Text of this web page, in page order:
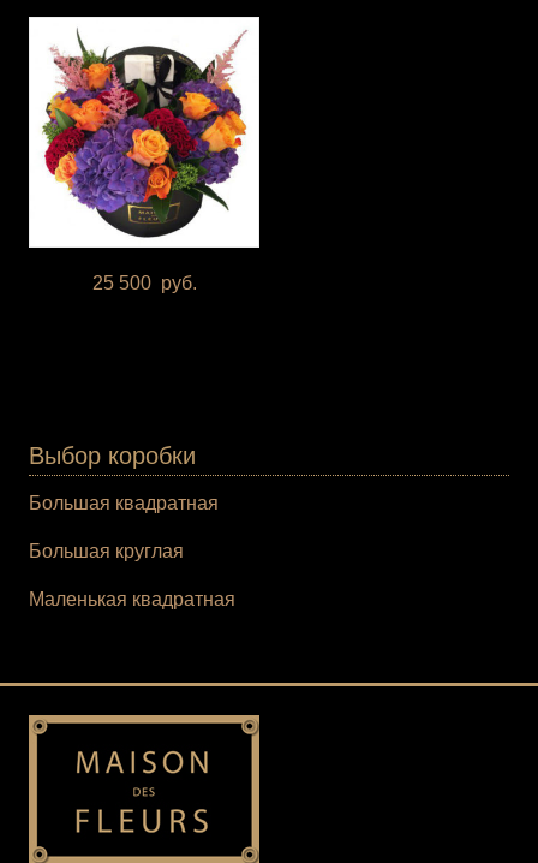
25 500 руб.
Выбор коробки
Большая квадратная
Большая круглая
Маленькая квадратная